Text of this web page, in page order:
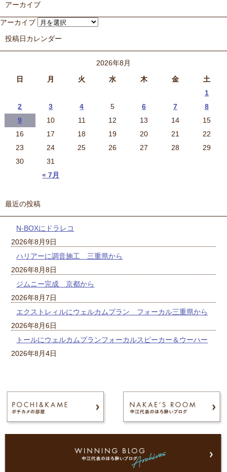
アーカイブ
アーカイブ
投稿日カレンダー
2026年8月
日
月 火 水 木 金 土
« 7月
1
2
3 4 5 6 7
8
9
10 11 12 13 14
15
16
17 18 19 20 21
22
23
24 25 26 27 28
29
30
31
最近の投稿
N-BOXにドラレコ
2026年8月9日
ハリアーに調音施工 三重県から
2026年8月8日
ジムニー完成 京都から
2026年8月7日
エクストレィルにウェルカムプラン フォーカル三重県から
2026年8月6日
トールにウェルカムプランフォーカルスピーカー＆ウーハー
2026年8月4日